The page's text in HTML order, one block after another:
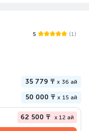
5 (1)
35 779 ₸ x 36 ай
50 000 ₸ x 15 ай
62 500 ₸ x 12 ай